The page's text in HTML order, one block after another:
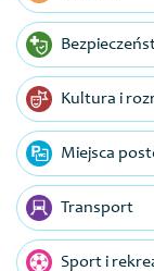
Kultura i
Miejsca
Transport
Sport i